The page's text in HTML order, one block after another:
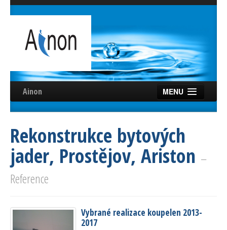
Ainon MENU
Úvod
Služby
Reference
Partneři
Rekonstrukce bytových
jader, Prostějov, Ariston –
Reference
Vybrané realizace koupelen 2013-
2017